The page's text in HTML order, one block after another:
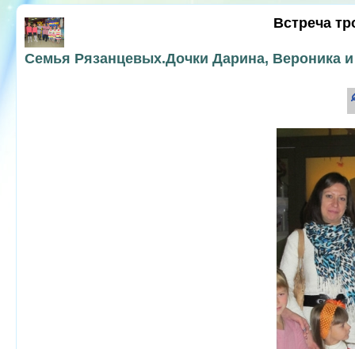
Встреча
Семья Рязанцевых.Дочки Дарина, Вероника